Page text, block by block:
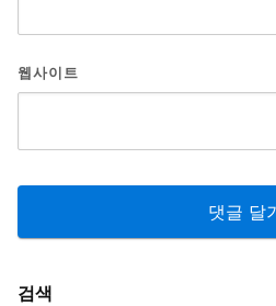
웹사이트
검색